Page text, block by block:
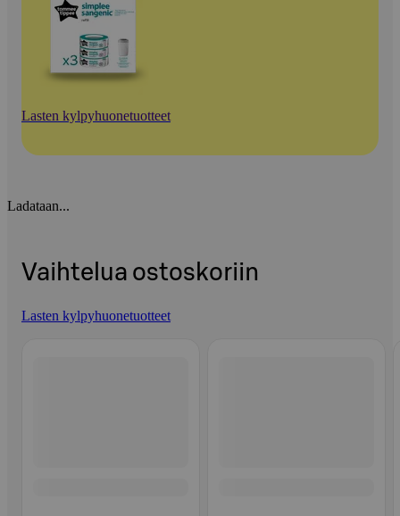
Lasten kylpyhuonetuotteet
Ladataan...
Vaihtelua ostoskoriin
Lasten kylpyhuonetuotteet